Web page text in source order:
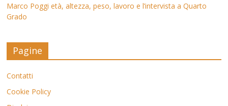
Marco Poggi età, altezza, peso, lavoro e l’intervista a Quarto
Grado
Pagine
Contatti
Cookie Policy